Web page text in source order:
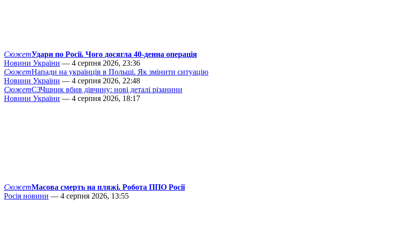
СюжетУдари по Росії. Чого досягла 40-денна операція
Новини України — 4 серпня 2026, 23:36
СюжетНапади на українців в Польщі. Як змінити ситуацію
Новини України — 4 серпня 2026, 22:48
СюжетСЗЧшник вбив дівчину: нові деталі різанини
Новини України — 4 серпня 2026, 18:17
СюжетМасова смерть на пляжі. Робота ППО Росії
Росія новини — 4 серпня 2026, 13:55